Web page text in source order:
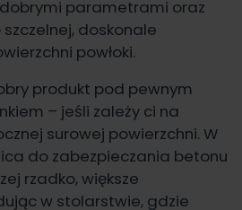
parametrami oraz
doskonale
powłoki.
produkt pod pewnym
– jeśli zależy ci na
surowej powierzchni. W
do zabezpieczania betonu
rzadko, większe
w stolarstwie, gdzie